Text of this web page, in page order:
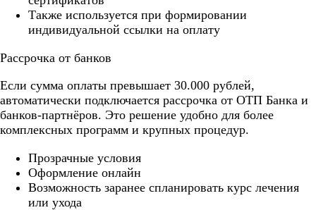
Также используется при формировании
индивидуальной ссылки на оплату
Рассрочка от банков
Если сумма оплаты превышает 30.000 рублей,
автоматически подключается рассрочка от ОТП Банка и
банков-партнёров. Это решение удобно для более
комплексных программ и крупных процедур.
Прозрачные условия
Оформление онлайн
Возможность заранее спланировать курс лечения
или ухода